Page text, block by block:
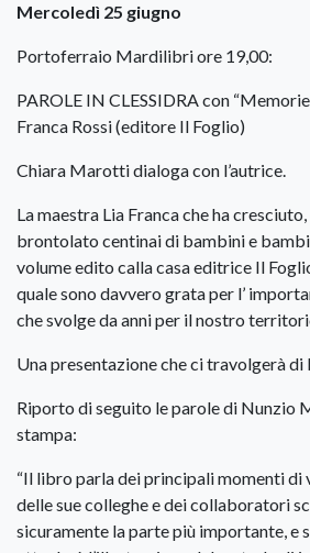
Mercoledì 25 giugno
Portoferraio Mardilibri ore 19,00:
PAROLE IN CLESSIDRA con
Franca Rossi (editore Il Foglio)
Chiara Marotti dialoga con l’autrice.
La maestra Lia Franca che ha
brontolato centinai di bambini e
volume edito calla casa editrice Il
quale sono davvero grata per l’
che svolge da anni per il nostro
Una presentazione che ci travolgerà di
Riporto di seguito le parole di Nunzio
stampa:
“Il libro parla dei principali momenti di
delle sue colleghe e dei collaboratori
sicuramente la parte più importante, e